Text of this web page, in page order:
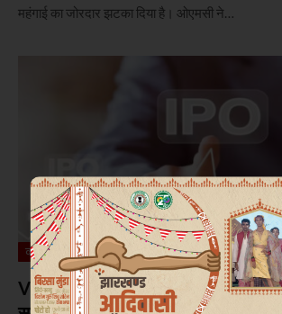
महंगाई का जोरदार झटका दिया है। ओएमसी ने…
कारोबार
VISHAL MEGA MART और